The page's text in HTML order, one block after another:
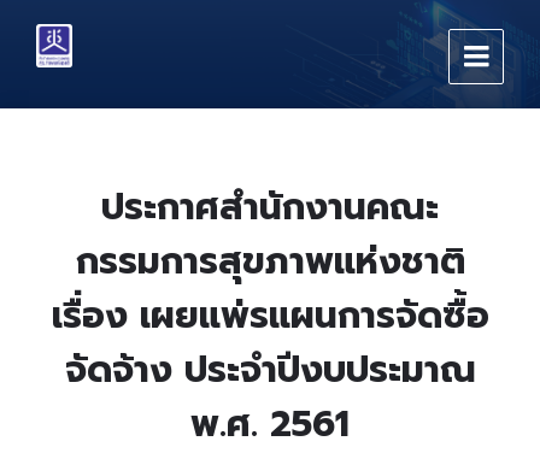
content
main
footer
ประกาศสำนักงานคณะ
กรรมการสุขภาพแห่งชาติ
เรื่อง เผยแพ่รแผนการจัดซื้อ
จัดจ้าง ประจำปีงบประมาณ
พ.ศ. 2561